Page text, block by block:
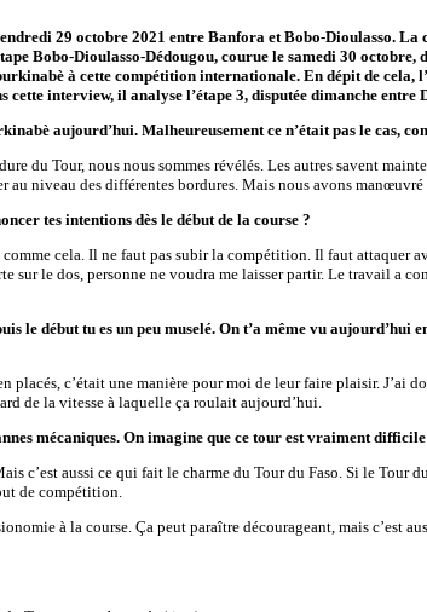
29 octobre 2021 entre Banfora et Bobo-Dioulasso.
Bobo-Dioulasso-Dédougou, courue le samedi 30
à cette compétition internationale. En dépit de
interview, il analyse l’étape 3, disputée dimanche
aujourd’hui. Malheureusement ce n’était pas le cas,
du Tour, nous nous sommes révélés. Les autres savent
au niveau des différentes bordures. Mais nous avons
tes intentions dès le début de la course ?
cela. Il ne faut pas subir la compétition. Il faut attaquer
sur le dos, personne ne voudra me laisser partir. Le travail a
le début tu es un peu muselé. On t’a même vu
c’était une manière pour moi de leur faire plaisir. J’ai
de la vitesse à laquelle ça roulait aujourd’hui.
mécaniques. On imagine que ce tour est vraiment
c’est aussi ce qui fait le charme du Tour du Faso. Si le Tour
de compétition.
à la course. Ça peut paraître décourageant, mais c’est